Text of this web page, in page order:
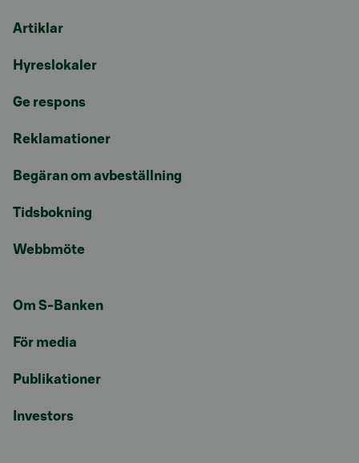
Artiklar
Hyreslokaler
Ge respons
Reklamationer
Begäran om avbeställning
Tidsbokning
Webbmöte
Om S-Banken
För media
Publikationer
Investors